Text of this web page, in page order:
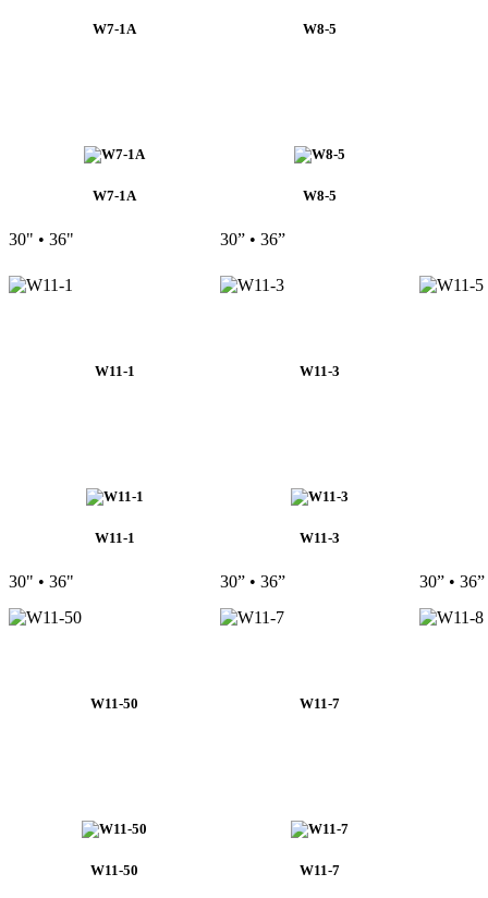
W7-1A
W7-1A
30" • 36"
W8-5
W8-5
30” • 36”
W11-1
W11-1
30" • 36"
W11-3
W11-3
30” • 36” 30” • 36”
W11-50
W11-50
W11-7
W11-7